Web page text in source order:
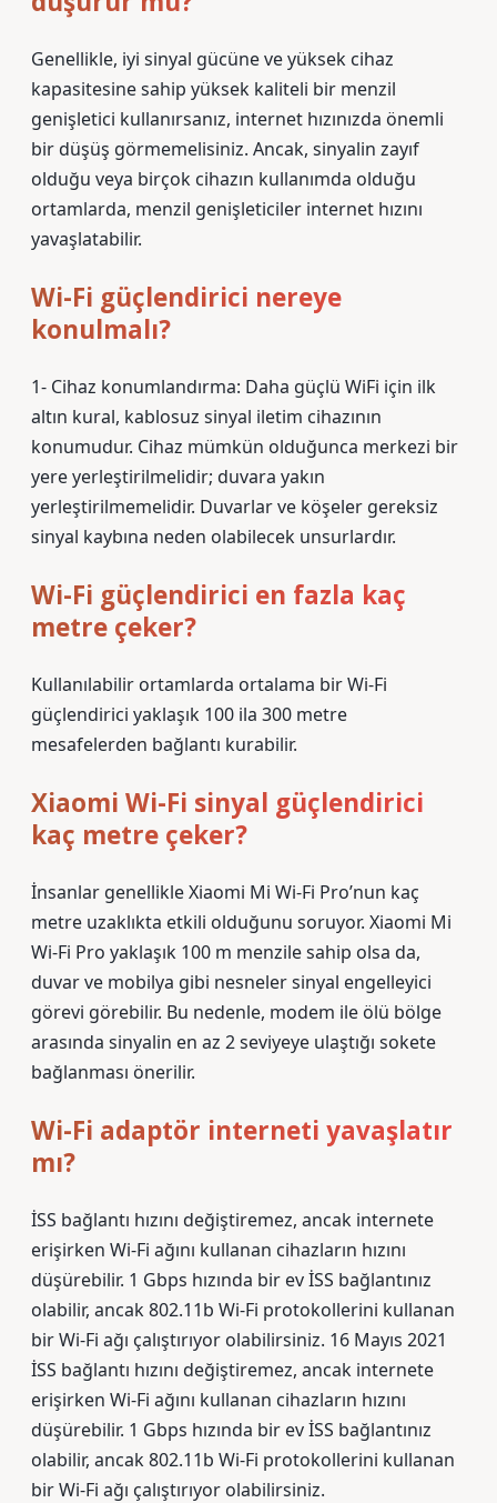
Genellikle, iyi sinyal gücüne ve yüksek cihaz
kapasitesine sahip yüksek kaliteli bir menzil
genişletici kullanırsanız, internet hızınızda önemli
bir düşüş görmemelisiniz. Ancak, sinyalin zayıf
olduğu veya birçok cihazın kullanımda olduğu
ortamlarda, menzil genişleticiler internet hızını
yavaşlatabilir.
Wi-Fi güçlendirici nereye
konulmalı?
1- Cihaz konumlandırma: Daha güçlü WiFi için ilk
altın kural, kablosuz sinyal iletim cihazının
konumudur. Cihaz mümkün olduğunca merkezi bir
yere yerleştirilmelidir; duvara yakın
yerleştirilmemelidir. Duvarlar ve köşeler gereksiz
sinyal kaybına neden olabilecek unsurlardır.
Wi-Fi güçlendirici en fazla kaç
metre çeker?
Kullanılabilir ortamlarda ortalama bir Wi-Fi
güçlendirici yaklaşık 100 ila 300 metre
mesafelerden bağlantı kurabilir.
Xiaomi Wi-Fi sinyal güçlendirici
kaç metre çeker?
İnsanlar genellikle Xiaomi Mi Wi-Fi Pro’nun kaç
metre uzaklıkta etkili olduğunu soruyor. Xiaomi Mi
Wi-Fi Pro yaklaşık 100 m menzile sahip olsa da,
duvar ve mobilya gibi nesneler sinyal engelleyici
görevi görebilir. Bu nedenle, modem ile ölü bölge
arasında sinyalin en az 2 seviyeye ulaştığı sokete
bağlanması önerilir.
Wi-Fi adaptör interneti yavaşlatır
mı?
İSS bağlantı hızını değiştiremez, ancak internete
erişirken Wi-Fi ağını kullanan cihazların hızını
düşürebilir. 1 Gbps hızında bir ev İSS bağlantınız
olabilir, ancak 802.11b Wi-Fi protokollerini kullanan
bir Wi-Fi ağı çalıştırıyor olabilirsiniz. 16 Mayıs 2021
İSS bağlantı hızını değiştiremez, ancak internete
erişirken Wi-Fi ağını kullanan cihazların hızını
düşürebilir. 1 Gbps hızında bir ev İSS bağlantınız
olabilir, ancak 802.11b Wi-Fi protokollerini kullanan
bir Wi-Fi ağı çalıştırıyor olabilirsiniz.